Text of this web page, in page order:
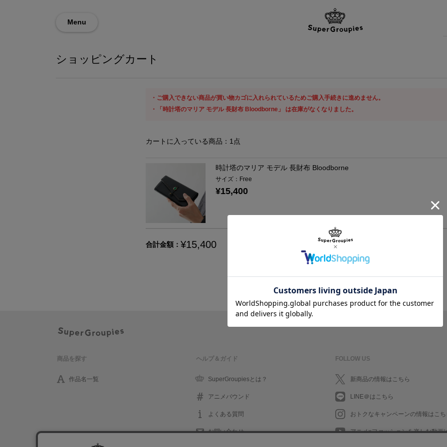
Menu
ショッピングカート
ご購入できない商品が買い物カゴに入れられているためご購入手続きに進めません。
「時計塔のマリア モデル 長財布 Bloodborne」 は在庫がなくなりました。
カートに入っている商品： 1 点
時計塔のマリア モデル 長財布 Bloodborne
サイズ：Free
¥15,400
合計金額： ¥15,400
ログイン/会員登録してお会計に進む
商品を探す
作品名一覧
ヘルプ＆ガイド
SuperGroupiesとは？
アニメバウンド
よくある質問
お問い合わせ
FOLLOW US
新商品の情報はこちら
LINE＠はこちら
おトクなキャンペーンの情報はこち
アニメ×ファッションを楽しむ動画